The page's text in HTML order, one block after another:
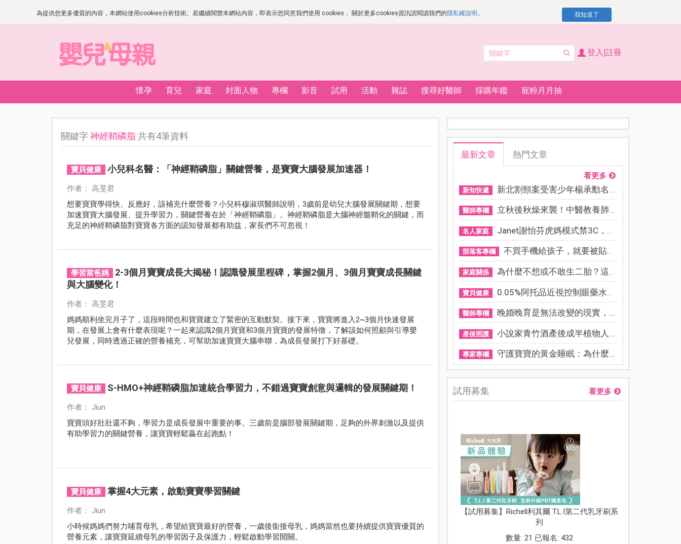
為提供您更多優質的內容，本網站使用cookies分析技術。若繼續閱覽本網站內容，即表示您同意我們使用 cookies， 關於更多cookies資訊請閱讀我們的隱私權說明 。 我知道了
登入|註冊
懷孕 育兒 家庭 封面人物 專欄 影音 試用 活動 雜誌 搜尋好醫師 採購年鑑 寵粉月月抽
關鍵字神經鞘磷脂 共有4筆資料
寶貝健康 小兒科名醫：「神經鞘磷脂」關鍵營養，是寶寶大腦發展加速器！
作者： 高旻君
想要寶寶學得快、反應好，該補充什麼營養？小兒科穆淑琪醫師說明，3歲前是幼兒大腦發展關鍵期，想要
加速寶寶大腦發展、提升學習力，關鍵營養在於「神經鞘磷脂」。神經鞘磷脂是大腦神經髓鞘化的關鍵，而
充足的神經鞘磷脂對寶寶各方面的認知發展都有助益，家長們不可忽視！
學習當爸媽
2-3個月寶寶成長大揭秘！認識發展里程碑，掌握2個月、3個月寶寶成長關鍵
與大腦變化！
作者： 高旻君
媽媽順利坐完月子了，這段時間也和寶寶建立了緊密的互動默契。接下來，寶寶將進入2~3個月快速發展
期，在發展上會有什麼表現呢？一起來認識2個月寶寶和3個月寶寶的發展特徵，了解該如何照顧與引導嬰
兒發展，同時透過正確的營養補充，可幫助加速寶寶大腦串聯，為成長發展打下好基礎。
寶貝健康 S-HMO+神經鞘磷脂加速統合學習力，不錯過寶寶創意與邏輯的發展關鍵期！
作者： Jiun
寶寶頭好壯壯還不夠，學習力是成長發展中重要的事。三歲前是腦部發展關鍵期，足夠的外界刺激以及提供
有助學習力的關鍵營養，讓寶寶輕鬆贏在起跑點！
寶貝健康 掌握4大元素，啟動寶寶學習關鍵
作者： Jiun
小時候媽媽們努力哺育母乳，希望給寶寶最好的營養，一歲後銜接母乳，媽媽當然也要持續提供寶寶優質的
營養元素，讓寶寶延續母乳的學習因子及保護力，輕鬆啟動學習開關。
最新文章 熱門文章
看更多
新知快遞 新北割頸案受害少年楊承勳名...
醫師專欄 立秋後秋燥來襲！中醫教養肺...
名人家庭 Janet謝怡芬虎媽模式禁3C，看...
部落客專欄 不買手機給孩子，就要被貼「...
家庭關係 為什麼不想或不敢生二胎？這8...
寶貝健康 0.05%阿托品近視控制眼藥水納...
醫師專欄 晚婚晚育是無法改變的現實，...
產後照護 小說家青竹酒產後成半植物人...
專家專欄 守護寶寶的黃金睡眠：為什麼...
試用募集 看更多
【試用募集】Richell利其爾 T.L.I第二代乳牙刷系
列
數量: 21 已報名: 432